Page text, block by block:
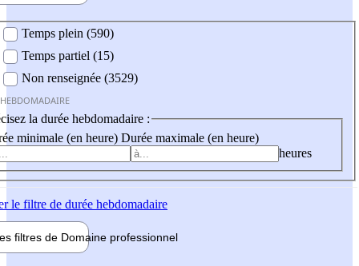
Temps plein (590)
Temps partiel (15)
Non renseignée (3529)
la durée hebdomadaire :
minimale (en heure) Durée maximale (en heure)
heures
le filtre de durée hebdomadaire
filtres de Domaine professionnel